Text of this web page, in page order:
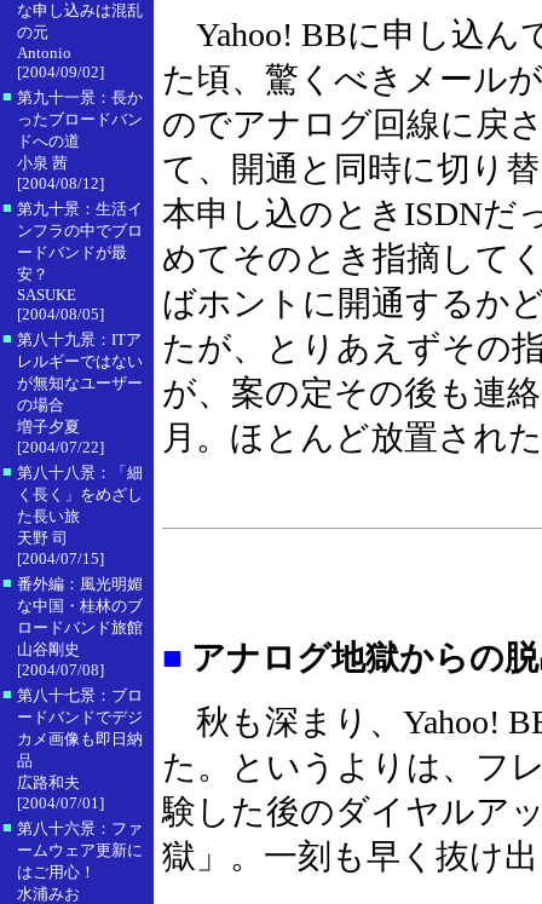
な申し込みは混乱
の元
Antonio
[2004/09/02]
■ 第九十一景：長か
ったブロードバン
ドへの道
小泉 茜
[2004/08/12]
■ 第九十景：生活イ
ンフラの中でブロ
ードバンドが最
安？
SASUKE
[2004/08/05]
■ 第八十九景：ITア
レルギーではない
が無知なユーザー
の場合
増子夕夏
[2004/07/22]
■ 第八十八景：「細
く長く」をめざし
た長い旅
天野 司
[2004/07/15]
■ 番外編：風光明媚
な中国・桂林のブ
ロードバンド旅館
山谷剛史
[2004/07/08]
■ 第八十七景：ブロ
ードバンドでデジ
カメ画像も即日納
品
広路和夫
[2004/07/01]
■ 第八十六景：ファ
ームウェア更新に
はご用心！
水浦みお
Yahoo! BBに申し込ん
た頃、驚くべきメール
のでアナログ回線に戻
て、開通と同時に切り
本申し込のときISDN
めてそのとき指摘して
ばホントに開通するか
たが、とりあえずその
が、案の定その後も連
月。ほとんど放置され
■ アナログ地獄からの
秋も深まり、Yahoo!
た。というよりは、フ
験した後のダイヤルア
獄」。一刻も早く抜け